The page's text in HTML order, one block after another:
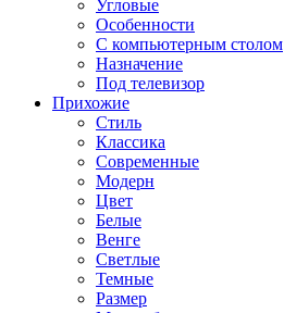
Угловые
Особенности
С компьютерным столом
Назначение
Под телевизор
Прихожие
Стиль
Классика
Современные
Модерн
Цвет
Белые
Венге
Светлые
Темные
Размер